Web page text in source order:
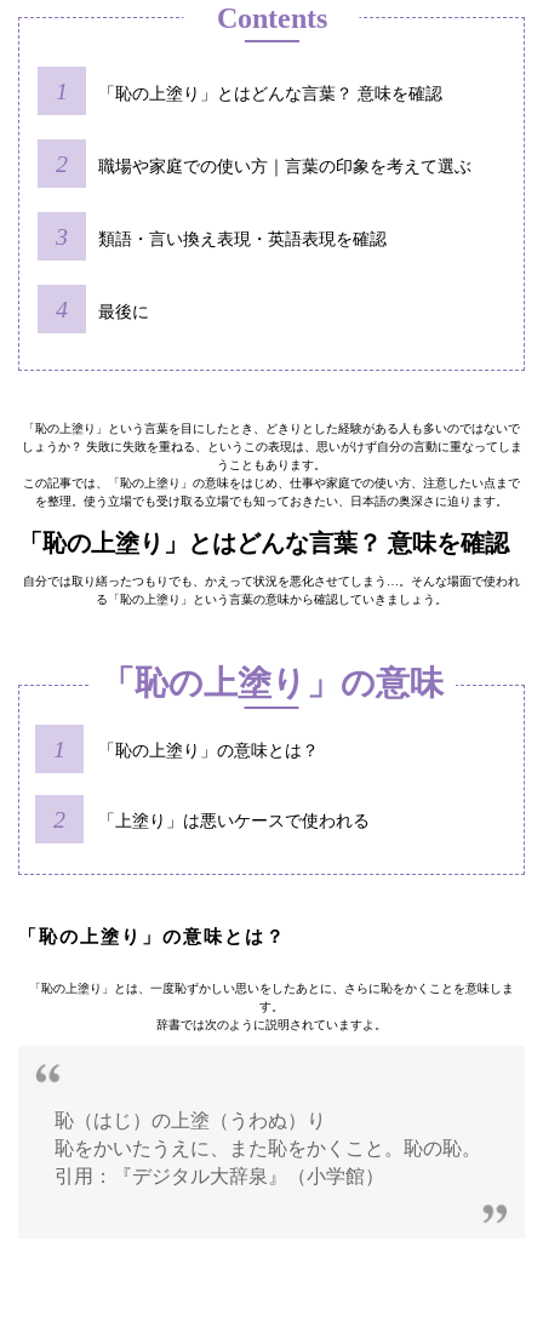
Contents
「恥の上塗り」とはどんな言葉？ 意味を確認
職場や家庭での使い方｜言葉の印象を考えて選ぶ
類語・言い換え表現・英語表現を確認
最後に
「恥の上塗り」という言葉を目にしたとき、どきりとした経験がある人も多いのではないで
しょうか？ 失敗に失敗を重ねる、というこの表現は、思いがけず自分の言動に重なってしま
うこともあります。
この記事では、「恥の上塗り」の意味をはじめ、仕事や家庭での使い方、注意したい点まで
を整理。使う立場でも受け取る立場でも知っておきたい、日本語の奥深さに迫ります。
「恥の上塗り」とはどんな言葉？ 意味を確認
自分では取り繕ったつもりでも、かえって状況を悪化させてしまう…。そんな場面で使われ
る「恥の上塗り」という言葉の意味から確認していきましょう。
「恥の上塗り」の意味
「恥の上塗り」の意味とは？
「上塗り」は悪いケースで使われる
「恥の上塗り」の意味とは？
「恥の上塗り」とは、一度恥ずかしい思いをしたあとに、さらに恥をかくことを意味しま
す。
辞書では次のように説明されていますよ。
恥（はじ）の上塗（うわぬ）り
恥をかいたうえに、また恥をかくこと。恥の恥。
引用：『デジタル大辞泉』（小学館）